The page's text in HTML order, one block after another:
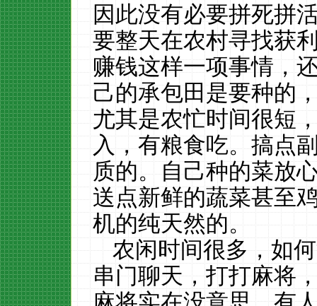
因此没有必要拼死拼
要整天在农村寻找获
赚钱这样一项事情，
己的承包田是要种的
尤其是农忙时间很短
入，有粮食吃。搞点
质的。自己种的菜放
送点新鲜的蔬菜甚至
机的纯天然的。
农闲时间很多，如
串门聊天，打打麻将